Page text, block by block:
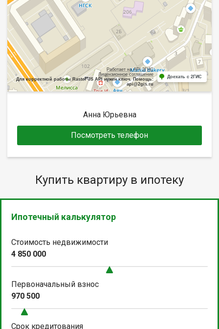
Работает на API 2ГИС
Лицензионное соглашение
Для корректной работы Raster JS API нужен ключ. Помощь:
api@2gis.ru
Доехать с 2ГИС
Анна Юрьевна
Посмотреть телефон
Купить квартиру в ипотеку
Ипотечный калькулятор
Стоимость недвижимости
4 850 000
Первоначальный взнос
970 500
Срок кредитования